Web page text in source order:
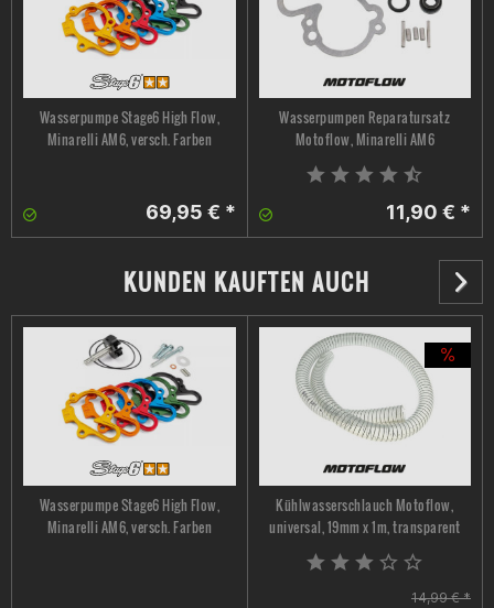
•Kompatibel mit derStage6 Wasserpumpe
(nicht im
Lieferumfang enthalten)
•Kompatibel mit der
Lieferumfang enthalten)
•Kompatibel mit der original Wasserpumpe (nicht im
Lieferumfang enthalten)
Kategorisiert in:
Tuning > Kühlung
Optik > CNC Stylingparts
Wasserpumpe Stage6 High Flow,
Minarelli AM6, versch. Farben
69,95 € *
Wasserpumpen Reparatursatz
Motoflow, Minarelli AM6
11,90 € *
KUNDEN KAUFTEN AUCH
Wasserpumpe Stage6 High Flow,
Minarelli AM6, versch. Farben
Kühlwasserschlauch Motoflow,
universal, 19mm x 1m, transparent
14,99 € *